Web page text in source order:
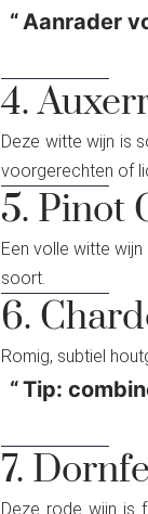
Aanrader
4.
Deze witte wijn is
voorgerechten of
5. Pinot
Een volle witte
soort.
6.
Romig, subtiel
Tip:
7.
Deze rode wijn is